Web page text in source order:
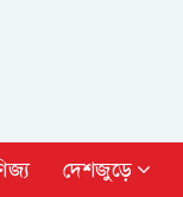
দেশজুড়ে